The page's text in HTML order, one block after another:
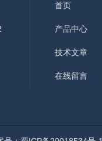
首页
产品中心
技术文章
在线留言